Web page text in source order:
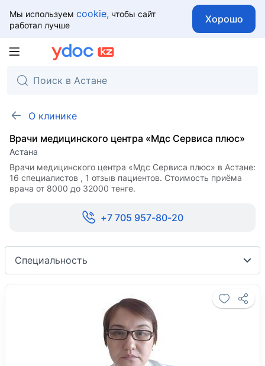
Мы используем cookie, чтобы сайт
работал лучше
Хорошо
О клинике
Врачи медицинского центра «Мдс Сервиса плюс»
Астана
Врачи медицинского центра «Мдс Сервиса плюс» в Астане:
16 специалистов , 1 отзыв пациентов. Стоимость приёма
врача от 8000 до 32000 тенге.
+7 705 957-80-20
Специальность